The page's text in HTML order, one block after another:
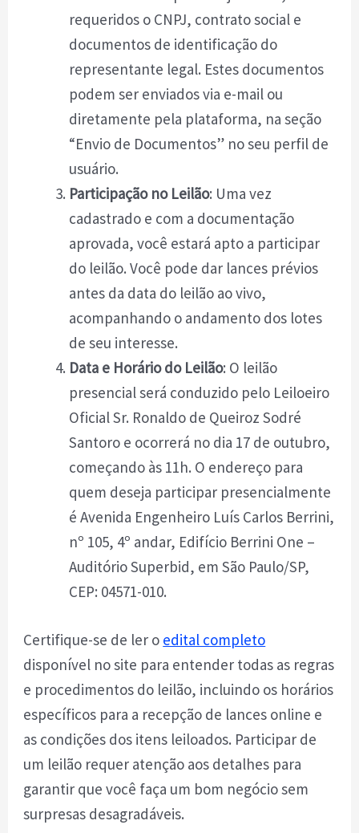
requeridos o CNPJ, contrato social e
documentos de identificação do
representante legal. Estes documentos
podem ser enviados via e-mail ou
diretamente pela plataforma, na seção
“Envio de Documentos” no seu perfil de
usuário.
Participação no Leilão: Uma vez
cadastrado e com a documentação
aprovada, você estará apto a participar
do leilão. Você pode dar lances prévios
antes da data do leilão ao vivo,
acompanhando o andamento dos lotes
de seu interesse.
Data e Horário do Leilão: O leilão
presencial será conduzido pelo Leiloeiro
Oficial Sr. Ronaldo de Queiroz Sodré
Santoro e ocorrerá no dia 17 de outubro,
começando às 11h. O endereço para
quem deseja participar presencialmente
é Avenida Engenheiro Luís Carlos Berrini,
nº 105, 4º andar, Edifício Berrini One –
Auditório Superbid, em São Paulo/SP,
CEP: 04571-010.
Certifique-se de ler o edital completo
disponível no site para entender todas as regras
e procedimentos do leilão, incluindo os horários
específicos para a recepção de lances online e
as condições dos itens leiloados. Participar de
um leilão requer atenção aos detalhes para
garantir que você faça um bom negócio sem
surpresas desagradáveis.